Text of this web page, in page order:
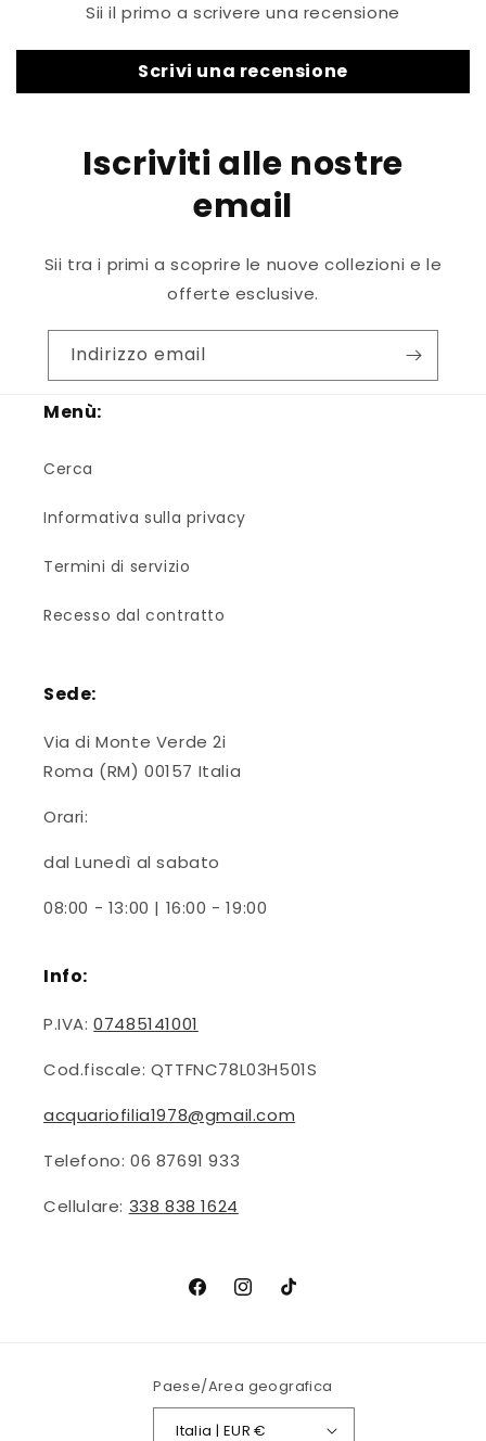
Sii il primo a scrivere una recensione
Scrivi una recensione
Iscriviti alle nostre
email
Sii tra i primi a scoprire le nuove collezioni e le
offerte esclusive.
Indirizzo email
Menù:
Cerca
Informativa sulla privacy
Termini di servizio
Recesso dal contratto
Sede:
Via di Monte Verde 2i
Roma (RM) 00157 Italia
Orari:
dal Lunedì al sabato
08:00 - 13:00 | 16:00 - 19:00
Info:
P.IVA:07485141001
Cod.fiscale: QTTFNC78L03H501S
acquariofilia1978@gmail.com
Telefono: 06 87691 933
Cellulare: 338 838 1624
FacebookInstagram
TikTok
Paese/Area geografica
Italia | EUR €